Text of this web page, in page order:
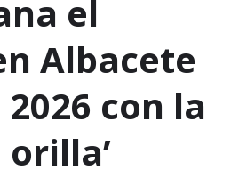
el
Albacete
con la
orilla’